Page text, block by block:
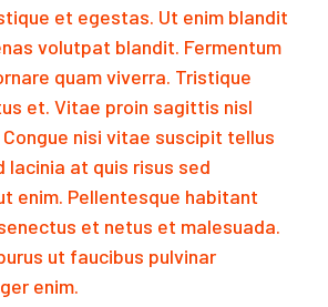
et egestas. Ut enim blandit
volutpat blandit. Fermentum
quam viverra. Tristique
et. Vitae proin sagittis nisl
nisi vitae suscipit tellus
lacinia at quis risus sed
enim. Pellentesque habitant
et netus et malesuada.
ut faucibus pulvinar
enim.